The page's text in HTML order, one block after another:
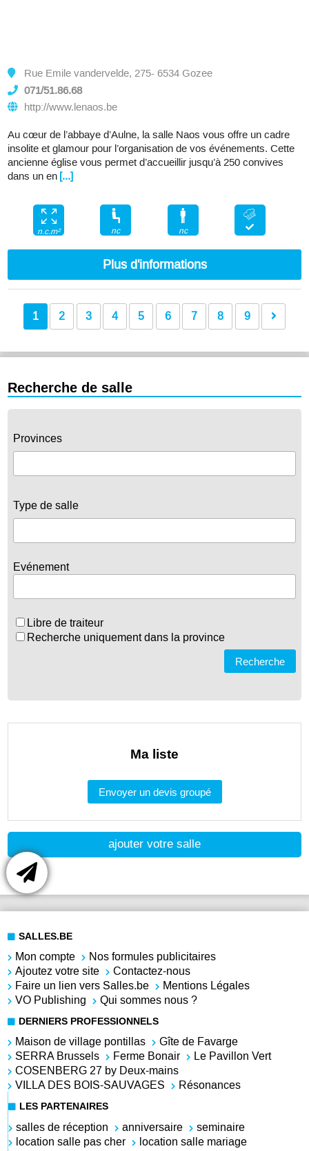
Rue Emile vandervelde, 275- 6534 Gozee
071/51.86.68
http://www.lenaos.be
Au cœur de l’abbaye d’Aulne, la salle Naos vous offre un cadre
insolite et glamour pour l’organisation de vos événements. Cette
ancienne église vous permet d’accueillir jusqu’à 250 convives
dans un en [...]
n.c.m² nc nc
Plus d'informations
1 2 3 4 5 6 7 8 9
ajouter votre salle
Recherche de salle
Provinces
Type de salle
Evénement
Libre de traiteur
Recherche uniquement dans la province
Recherche
Ma liste
Envoyer un devis groupé
SALLES.BE
Mon compte
Nos formules publicitaires
Ajoutez votre site
Contactez-nous
Faire un lien vers Salles.be
Mentions Légales
VO Publishing
Qui sommes nous ?
DERNIERS PROFESSIONNELS
Maison de village pontillas
Gîte de Favarge
SERRA Brussels
Ferme Bonair
Le Pavillon Vert
COSENBERG 27 by Deux-mains
VILLA DES BOIS-SAUVAGES
Résonances
LES PARTENAIRES
salles de réception anniversaire
seminaire
location salle pas cher
location salle mariage